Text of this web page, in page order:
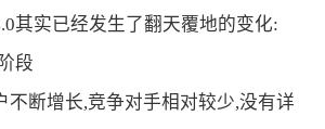
其实已经发生了翻天覆地的变化:
段
不断增长,竞争对手相对较少,没有详